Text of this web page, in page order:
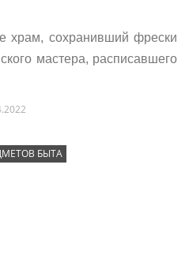
храм, сохранивший фрески
мастера, расписавшего
БЫТА